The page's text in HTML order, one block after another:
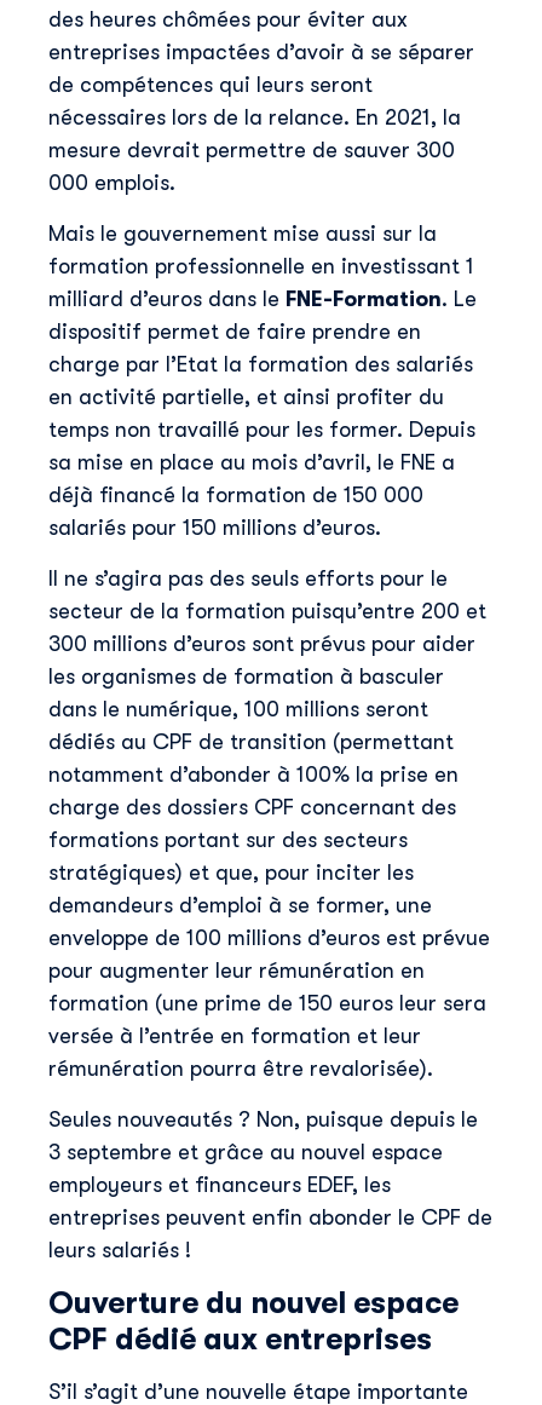
des heures chômées pour éviter aux
entreprises impactées d’avoir à se séparer
de compétences qui leurs seront
nécessaires lors de la relance. En 2021, la
mesure devrait permettre de sauver 300
000 emplois.
Mais le gouvernement mise aussi sur la
formation professionnelle en investissant 1
milliard d’euros dans le FNE-Formation. Le
dispositif permet de faire prendre en
charge par l’Etat la formation des salariés
en activité partielle, et ainsi profiter du
temps non travaillé pour les former. Depuis
sa mise en place au mois d’avril, le FNE a
déjà financé la formation de 150 000
salariés pour 150 millions d’euros.
Il ne s’agira pas des seuls efforts pour le
secteur de la formation puisqu’entre 200 et
300 millions d’euros sont prévus pour aider
les organismes de formation à basculer
dans le numérique, 100 millions seront
dédiés au CPF de transition (permettant
notamment d’abonder à 100% la prise en
charge des dossiers CPF concernant des
formations portant sur des secteurs
stratégiques) et que, pour inciter les
demandeurs d’emploi à se former, une
enveloppe de 100 millions d’euros est prévue
pour augmenter leur rémunération en
formation (une prime de 150 euros leur sera
versée à l’entrée en formation et leur
rémunération pourra être revalorisée).
Seules nouveautés ? Non, puisque depuis le
3 septembre et grâce au nouvel espace
employeurs et financeurs EDEF, les
entreprises peuvent enfin abonder le CPF de
leurs salariés !
Ouverture du nouvel espace
CPF dédié aux entreprises
S’il s’agit d’une nouvelle étape importante